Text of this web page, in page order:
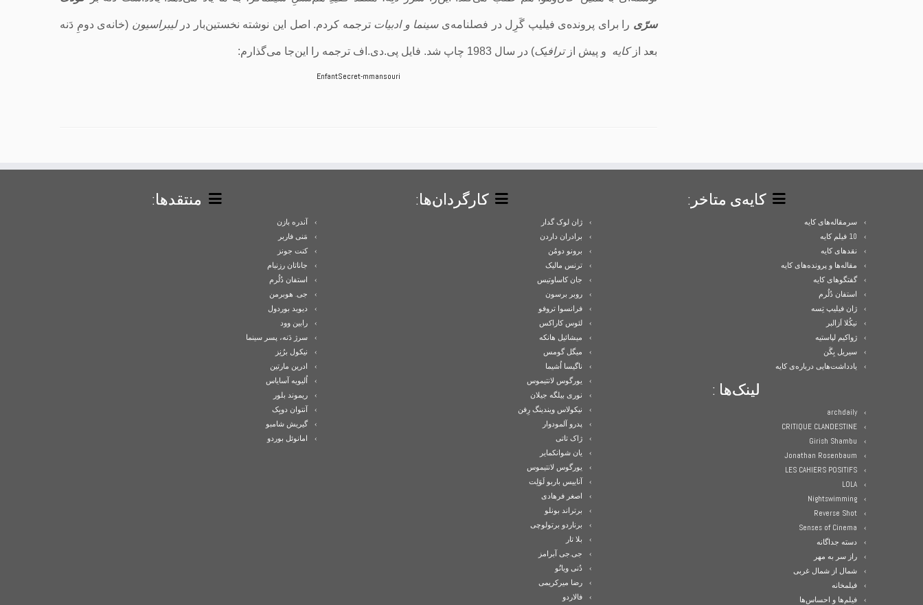
سرّی را برای پرونده‌ی فیلیپ گَرِل در فصلنامه‌یسینما و ادبیاتترجمه کردم. اصل این نوشته نخستین‌بار درلیبراسیون (خانه‌ی دومِ دَنه
بعد ازکایه و پیش ازترافیک) در سال 1983 چاپ شد. فایل پی.دی.اف ترجمه را این‌جا می‌گذارم:
EnfantSecret-mmansouri
کایه‌ی متاخر:
سرمقاله‌های کایه
10 فیلم کایه
نقدهای کایه
مقاله‌ها و پرونده‌های کایه
گفتگوهای کایه
استفان دُلُرم
ژان فیلیپ تِسه
نیکُلا اَزالبر
ژواکیم لپاستیه
سیریل بِگَن
یادداشت‌هایی درباره‌ی کایه
لینک‌ها :
archdaily
CRITIQUE CLANDESTINE
Girish Shambu
Jonathan Rosenbaum
LES CAHIERS POSITIFS
LOLA
Nightswimming
Reverse Shot
Senses of Cinema
دسته جداگانه
راز سر به مهر
شمال از شمال غربی
فیلمخانه
فیلم‌ها و احساس‌ها
کارگردان‌ها:
ژان لوک گدار
برادران داردن
برونو دومُن
ترنس مالیک
جان کاساوتیس
روبر برسون
فرانسوا تروفو
لئوس کاراکس
میشائیل هانکه
میگل گومس
ناگیسا اُشیما
یورگوس لانتیموس
نوری بیلگه جیلان
نیکولاس ویندینگ رِفن
پدرو آلمودوار
ژاک تاتی
یان شوانکمایر
یورگوس لانتیموس
آناییس باربو لَوَلِت
اصغر فرهادی
برتراند بونلو
برناردو برتولوچی
بلا تار
جی.جی آبرامز
دُنی ویانُو
رضا میرکریمی
فالاردو
منتقدها:
آندره بازن
مَنی فاربر
کنت جونز
جاناتان رزنبام
استفان دُلُرم
جی. هوبرمن
دیوید بوردول
رابین وود
سرژ دَنه، پسر سینما
نیکول برُنِز
ادرین مارتین
اُلیویه آسایاس
ریموند بلور
آنتوان دوبِک
گیریش شامبو
امانوئل بوردو